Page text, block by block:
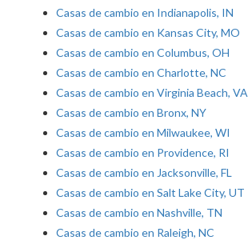
Casas de cambio en Indianapolis, IN
Casas de cambio en Kansas City, MO
Casas de cambio en Columbus, OH
Casas de cambio en Charlotte, NC
Casas de cambio en Virginia Beach, VA
Casas de cambio en Bronx, NY
Casas de cambio en Milwaukee, WI
Casas de cambio en Providence, RI
Casas de cambio en Jacksonville, FL
Casas de cambio en Salt Lake City, UT
Casas de cambio en Nashville, TN
Casas de cambio en Raleigh, NC